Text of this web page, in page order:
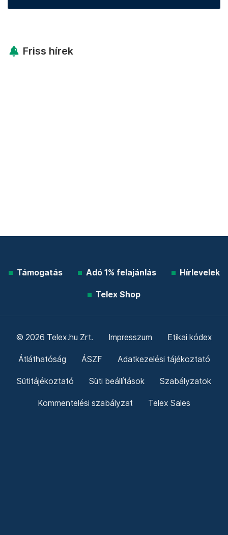
Friss hírek
Támogatás Adó 1% felajánlás Hírlevelek
Telex Shop
© 2026 Telex.hu Zrt. Impresszum Etikai kódex
Átláthatóság ÁSZF Adatkezelési tájékoztató
Sütitájékoztató Süti beállítások Szabályzatok
Kommentelési szabályzat Telex Sales